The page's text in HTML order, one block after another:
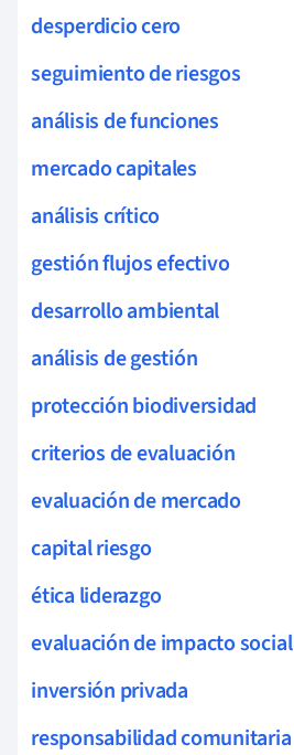
desperdicio cero
seguimiento de riesgos
análisis de funciones
mercado capitales
análisis crítico
gestión flujos efectivo
desarrollo ambiental
análisis de gestión
protección biodiversidad
criterios de evaluación
evaluación de mercado
capital riesgo
ética liderazgo
evaluación de impacto social
inversión privada
responsabilidad comunitaria